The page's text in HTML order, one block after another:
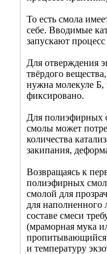
То есть смола
себе. Вводимые
запускают
Для отверждения
твёрдого
нужна молекуле
фиксировано.
Для полиэфирных
смолы может
количества
закипания,
Возвращаясь к
полиэфирных смол
смолой для
для наполненного
составе смеси
(мраморная мука
и температуру